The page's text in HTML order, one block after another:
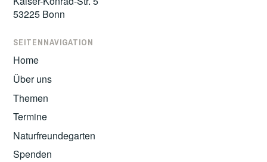
53225 Bonn
SEITENNAVIGATION
Home
Über uns
Themen
Termine
Naturfreundegarten
Spenden